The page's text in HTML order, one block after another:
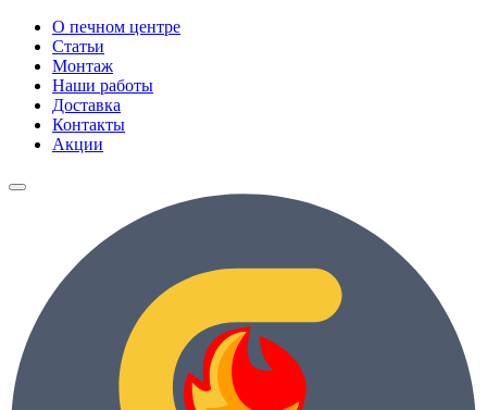
О печном центре
Статьи
Монтаж
Наши работы
Доставка
Контакты
Акции